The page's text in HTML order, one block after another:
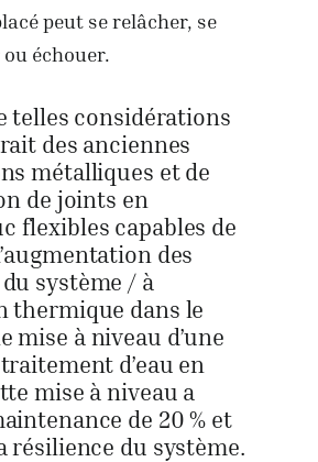
peut se relâcher, se
échouer.
telles considérations
des anciennes
métalliques et de
de joints en
flexibles capables de
des
système / à
thermique dans le
mise à niveau d’une
d’eau en
mise à niveau a
de 20 % et
résilience du système.